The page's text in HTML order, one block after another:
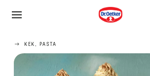
KEK, PASTA